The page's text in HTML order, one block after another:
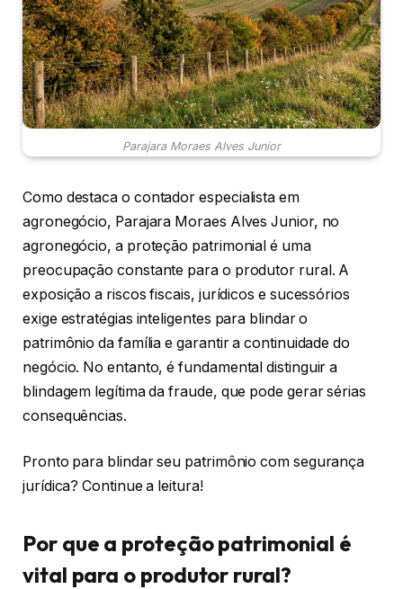
Parajara Moraes Alves Junior
Como destaca o contador especialista em
agronegócio, Parajara Moraes Alves Junior, no
agronegócio, a proteção patrimonial é uma
preocupação constante para o produtor rural. A
exposição a riscos fiscais, jurídicos e sucessórios
exige estratégias inteligentes para blindar o
patrimônio da família e garantir a continuidade do
negócio. No entanto, é fundamental distinguir a
blindagem legítima da fraude, que pode gerar sérias
consequências.
Pronto para blindar seu patrimônio com segurança
jurídica? Continue a leitura!
Por que a proteção patrimonial é
vital para o produtor rural?